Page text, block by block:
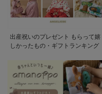
出産祝いのプレゼント もらって嬉
しかったもの・ギフトランキング